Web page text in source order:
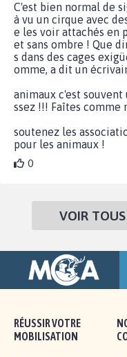
C'est bien normal de
à vu un cirque avec
e les voir attachés en
et sans ombre ! Que
s dans des cages
omme, a dit un
animaux c'est
ssez !!! Faîtes
soutenez les
pour les animaux !
0
VOIR
RÉUSSIR VOTRE
MOBILISATION